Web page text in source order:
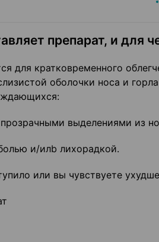
препарат, и для
для кратковременного
оболочки носа и
выделениями из
и/илb лихорадкой.
или вы чувствуете